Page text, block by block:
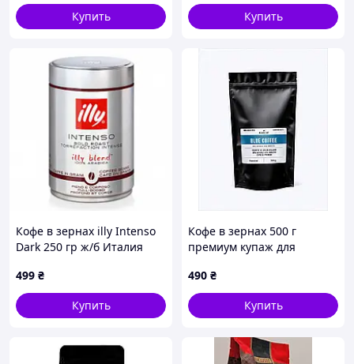
Купить Купить
Кофе в зернах illy Intenso
Dark 250 гр ж/б Италия
обжарки
499 ₴
Купить
Кофе в зернах 500 г
премиум купаж для
490 ₴
Купить